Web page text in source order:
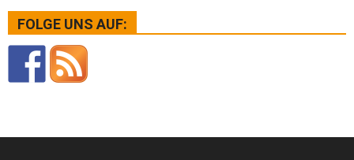
FOLGE UNS AUF: